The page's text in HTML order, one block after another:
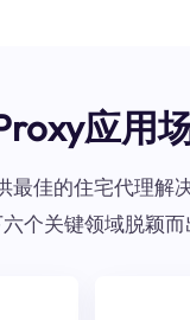
应用
最佳的住宅代理解
个关键领域脱颖而